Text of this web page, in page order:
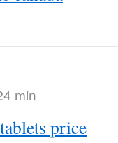
min
price